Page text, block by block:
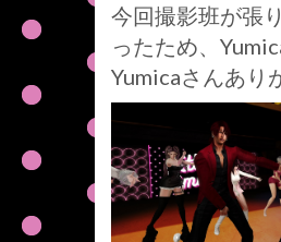
今回撮影班が張
ったため、
Yumicaさんあり